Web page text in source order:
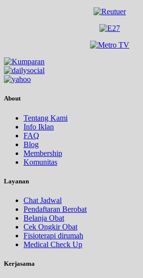
About
Tentang Kami
Info Iklan
FAQ
Blog
Membership
Komunitas
Layanan
Chat Jadwal
Pendaftaran Berobat
Belanja Obat
Cek Ongkir Obat
Fisioterapi dirumah
Medical Check Up
Kerjasama